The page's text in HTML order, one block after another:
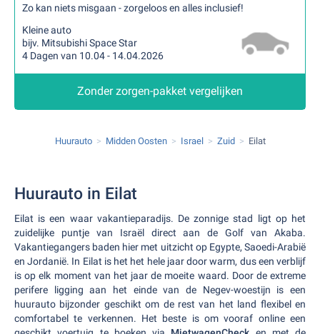
Zo kan niets misgaan - zorgeloos en alles inclusief!
Kleine auto
bijv. Mitsubishi Space Star
4 Dagen van 10.04 - 14.04.2026
Zonder zorgen-pakket vergelijken
Huurauto Midden Oosten Israel Zuid Eilat
Huurauto in Eilat
Eilat is een waar vakantieparadijs. De zonnige stad ligt op het
zuidelijke puntje van Israël direct aan de Golf van Akaba.
Vakantiegangers baden hier met uitzicht op Egypte, Saoedi-Arabië
en Jordanië. In Eilat is het het hele jaar door warm, dus een verblijf
is op elk moment van het jaar de moeite waard. Door de extreme
perifere ligging aan het einde van de Negev-woestijn is een
huurauto bijzonder geschikt om de rest van het land flexibel en
comfortabel te verkennen. Het beste is om vooraf online een